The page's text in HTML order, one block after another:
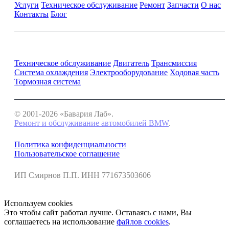
Услуги Техническое обслуживание Ремонт Запчасти О нас
Контакты Блог
Техническое обслуживание Двигатель Трансмиссия
Система охлаждения Электрооборудование Ходовая часть
Тормозная система
© 2001-2026 «Бавария Лаб».
Ремонт и обслуживание автомобилей BMW.
Политика конфиденциальности
Пользовательское соглашение
ИП Смирнов П.П. ИНН 771673503606
Используем cookies
Это чтобы сайт работал лучше. Оставаясь с нами, Вы
соглашаетесь на использование файлов cookies.